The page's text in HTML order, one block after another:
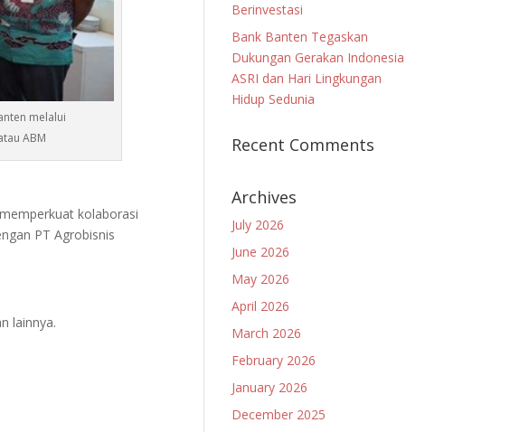
melalui
ABM
kolaborasi
PT Agrobisnis
lainnya.
Berinvestasi
Bank Banten Tegaskan
Dukungan Gerakan Indonesia
ASRI dan Hari Lingkungan
Hidup Sedunia
Recent Comments
Archives
July 2026
June 2026
May 2026
April 2026
March 2026
February 2026
January 2026
December 2025